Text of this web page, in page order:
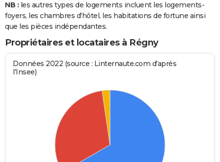
NB : les autres types de logements incluent les logements-
foyers, les chambres d'hôtel, les habitations de fortune ainsi
que les pièces indépendantes.
Propriétaires et locataires à Régny
Données 2022 (source : Linternaute.com d'après
l'Insee)